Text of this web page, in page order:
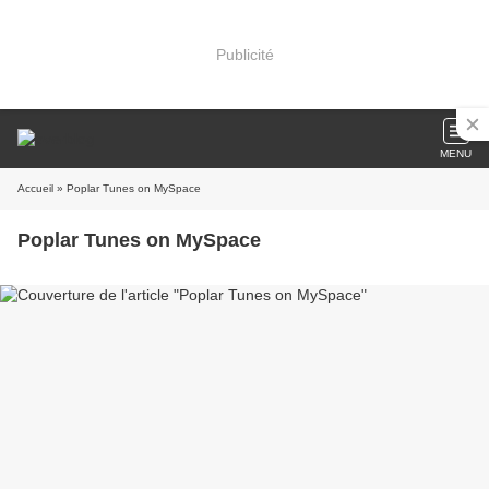
Publicité
MENU
Accueil » Poplar Tunes on MySpace
Poplar Tunes on MySpace